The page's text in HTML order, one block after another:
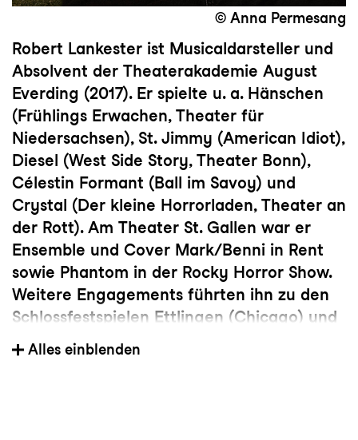
© Anna Permesang
Robert Lankester ist Musicaldarsteller und
Absolvent der Theaterakademie August
Everding (2017). Er spielte u. a. Hänschen
(Frühlings Erwachen, Theater für
Niedersachsen), St. Jimmy (American Idiot),
Diesel (West Side Story, Theater Bonn),
Célestin Formant (Ball im Savoy) und
Crystal (Der kleine Horrorladen, Theater an
der Rott). Am Theater St. Gallen war er
Ensemble und Cover Mark/Benni in Rent
sowie Phantom in der Rocky Horror Show.
Weitere Engagements führten ihn zu den
Schlossfestspielen Ettlingen (Chicago) und
auf Tour mit Ghost. Seit 2022 ist er
Frenchie in Cabaret im Tipi am Kanzleramt,
Alles einblenden